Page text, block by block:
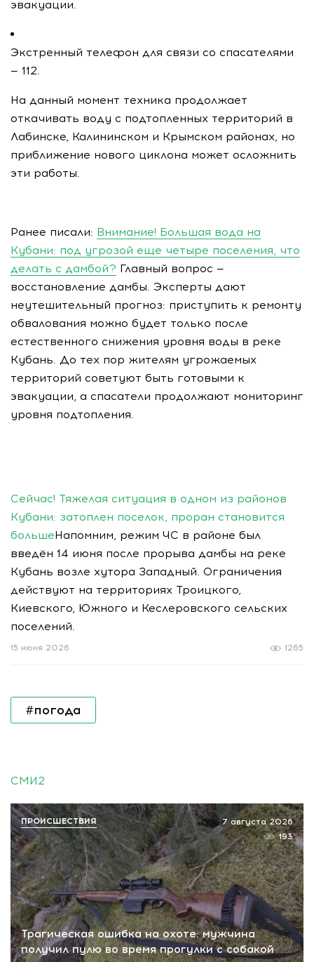
эвакуации.
Экстренный телефон для связи со спасателями
— 112.
На данный момент техника продолжает
откачивать воду с подтопленных территорий в
Лабинске, Калининском и Крымском районах, но
приближение нового циклона может осложнить
эти работы.
Ранее писали: Внимание! Большая вода на
Кубани: под угрозой еще четыре поселения, что
делать с дамбой? Главный вопрос —
восстановление дамбы. Эксперты дают
неутешительный прогноз: приступить к ремонту
обвалования можно будет только после
естественного снижения уровня воды в реке
Кубань. До тех пор жителям угрожаемых
территорий советуют быть готовыми к
эвакуации, а спасатели продолжают мониторинг
уровня подтопления.
Сейчас! Тяжелая ситуация в одном из районов
Кубани: затоплен поселок, проран становится
большеНапомним, режим ЧС в районе был
введён 14 июня после прорыва дамбы на реке
Кубань возле хутора Западный. Ограничения
действуют на территориях Троицкого,
Киевского, Южного и Кеслеровского сельских
поселений.
1265
15 июня 2026
#погода
СМИ2
Трагическая ошибка на охоте: мужчина
получил пулю во время прогулки с собакой
7 августа 2026
193
ПРОИСШЕСТВИЯ